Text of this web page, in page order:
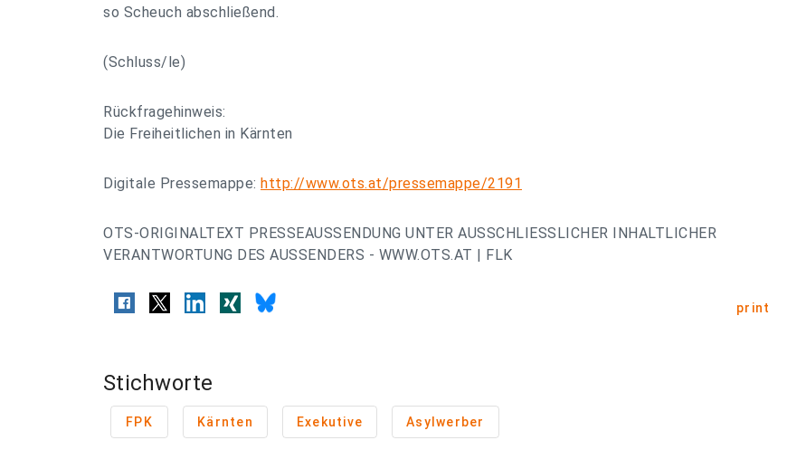
so Scheuch abschließend.
(Schluss/le)
Rückfragehinweis:
Die Freiheitlichen in Kärnten
Digitale Pressemappe: http://www.ots.at/pressemappe/2191
OTS-ORIGINALTEXT PRESSEAUSSENDUNG UNTER AUSSCHLIESSLICHER INHALTLICHER
VERANTWORTUNG DES AUSSENDERS - WWW.OTS.AT | FLK
print
Stichworte
FPK Kärnten Exekutive Asylwerber